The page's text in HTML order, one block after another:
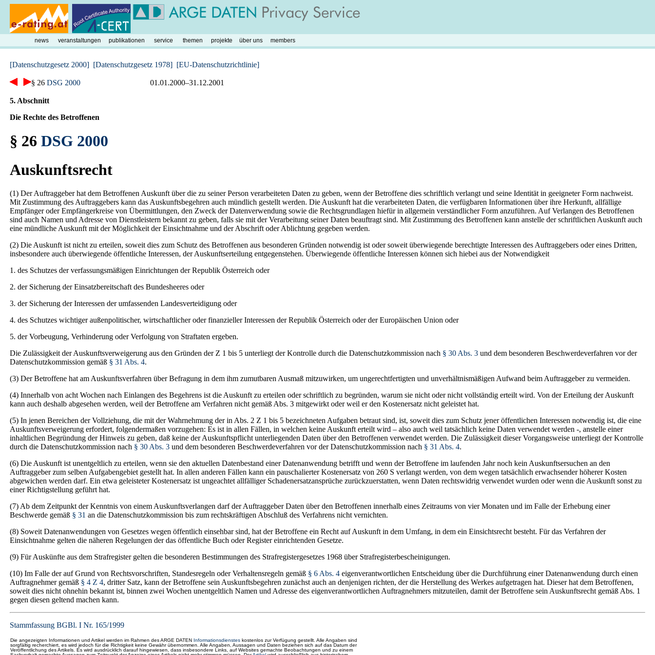
[Datenschutzgesetz 2000] [Datenschutzgesetz 1978] [EU-Datenschutzrichtlinie]
§ 26 DSG 2000 01.01.2000–31.12.2001
5. Abschnitt
Die Rechte des Betroffenen
§ 26 DSG 2000
Auskunftsrecht
(1) Der Auftraggeber hat dem Betroffenen Auskunft über die zu seiner Person verarbeiteten Daten zu geben, wenn der Betroffene dies schriftlich verlangt und seine Identität in geeigneter Form nachweist.
Mit Zustimmung des Auftraggebers kann das Auskunftsbegehren auch mündlich gestellt werden. Die Auskunft hat die verarbeiteten Daten, die verfügbaren Informationen über ihre Herkunft, allfällige
Empfänger oder Empfängerkreise von Übermittlungen, den Zweck der Datenverwendung sowie die Rechtsgrundlagen hiefür in allgemein verständlicher Form anzuführen. Auf Verlangen des Betroffenen
sind auch Namen und Adresse von Dienstleistern bekannt zu geben, falls sie mit der Verarbeitung seiner Daten beauftragt sind. Mit Zustimmung des Betroffenen kann anstelle der schriftlichen Auskunft auch
eine mündliche Auskunft mit der Möglichkeit der Einsichtnahme und der Abschrift oder Ablichtung gegeben werden.
(2) Die Auskunft ist nicht zu erteilen, soweit dies zum Schutz des Betroffenen aus besonderen Gründen notwendig ist oder soweit überwiegende berechtigte Interessen des Auftraggebers oder eines Dritten,
insbesondere auch überwiegende öffentliche Interessen, der Auskunftserteilung entgegenstehen. Überwiegende öffentliche Interessen können sich hiebei aus der Notwendigkeit
1. des Schutzes der verfassungsmäßigen Einrichtungen der Republik Österreich oder
2. der Sicherung der Einsatzbereitschaft des Bundesheeres oder
3. der Sicherung der Interessen der umfassenden Landesverteidigung oder
4. des Schutzes wichtiger außenpolitischer, wirtschaftlicher oder finanzieller Interessen der Republik Österreich oder der Europäischen Union oder
5. der Vorbeugung, Verhinderung oder Verfolgung von Straftaten ergeben.
Die Zulässigkeit der Auskunftsverweigerung aus den Gründen der Z 1 bis 5 unterliegt der Kontrolle durch die Datenschutzkommission nach § 30 Abs. 3 und dem besonderen Beschwerdeverfahren vor der
Datenschutzkommission gemäß § 31 Abs. 4.
(3) Der Betroffene hat am Auskunftsverfahren über Befragung in dem ihm zumutbaren Ausmaß mitzuwirken, um ungerechtfertigten und unverhältnismäßigen Aufwand beim Auftraggeber zu vermeiden.
(4) Innerhalb von acht Wochen nach Einlangen des Begehrens ist die Auskunft zu erteilen oder schriftlich zu begründen, warum sie nicht oder nicht vollständig erteilt wird. Von der Erteilung der Auskunft
kann auch deshalb abgesehen werden, weil der Betroffene am Verfahren nicht gemäß Abs. 3 mitgewirkt oder weil er den Kostenersatz nicht geleistet hat.
(5) In jenen Bereichen der Vollziehung, die mit der Wahrnehmung der in Abs. 2 Z 1 bis 5 bezeichneten Aufgaben betraut sind, ist, soweit dies zum Schutz jener öffentlichen Interessen notwendig ist, die eine
Auskunftsverweigerung erfordert, folgendermaßen vorzugehen: Es ist in allen Fällen, in welchen keine Auskunft erteilt wird – also auch weil tatsächlich keine Daten verwendet werden -, anstelle einer
inhaltlichen Begründung der Hinweis zu geben, daß keine der Auskunftspflicht unterliegenden Daten über den Betroffenen verwendet werden. Die Zulässigkeit dieser Vorgangsweise unterliegt der Kontrolle
durch die Datenschutzkommission nach § 30 Abs. 3 und dem besonderen Beschwerdeverfahren vor der Datenschutzkommission nach § 31 Abs. 4.
(6) Die Auskunft ist unentgeltlich zu erteilen, wenn sie den aktuellen Datenbestand einer Datenanwendung betrifft und wenn der Betroffene im laufenden Jahr noch kein Auskunftsersuchen an den
Auftraggeber zum selben Aufgabengebiet gestellt hat. In allen anderen Fällen kann ein pauschalierter Kostenersatz von 260 S verlangt werden, von dem wegen tatsächlich erwachsender höherer Kosten
abgewichen werden darf. Ein etwa geleisteter Kostenersatz ist ungeachtet allfälliger Schadenersatzansprüche zurückzuerstatten, wenn Daten rechtswidrig verwendet wurden oder wenn die Auskunft sonst zu
einer Richtigstellung geführt hat.
(7) Ab dem Zeitpunkt der Kenntnis von einem Auskunftsverlangen darf der Auftraggeber Daten über den Betroffenen innerhalb eines Zeitraums von vier Monaten und im Falle der Erhebung einer
Beschwerde gemäß § 31 an die Datenschutzkommission bis zum rechtskräftigen Abschluß des Verfahrens nicht vernichten.
(8) Soweit Datenanwendungen von Gesetzes wegen öffentlich einsehbar sind, hat der Betroffene ein Recht auf Auskunft in dem Umfang, in dem ein Einsichtsrecht besteht. Für das Verfahren der
Einsichtnahme gelten die näheren Regelungen der das öffentliche Buch oder Register einrichtenden Gesetze.
(9) Für Auskünfte aus dem Strafregister gelten die besonderen Bestimmungen des Strafregistergesetzes 1968 über Strafregisterbescheinigungen.
(10) Im Falle der auf Grund von Rechtsvorschriften, Standesregeln oder Verhaltensregeln gemäß § 6 Abs. 4 eigenverantwortlichen Entscheidung über die Durchführung einer Datenanwendung durch einen
Auftragnehmer gemäß § 4 Z 4, dritter Satz, kann der Betroffene sein Auskunftsbegehren zunächst auch an denjenigen richten, der die Herstellung des Werkes aufgetragen hat. Dieser hat dem Betroffenen,
soweit dies nicht ohnehin bekannt ist, binnen zwei Wochen unentgeltlich Namen und Adresse des eigenverantwortlichen Auftragnehmers mitzuteilen, damit der Betroffene sein Auskunftsrecht gemäß Abs. 1
gegen diesen geltend machen kann.
Stammfassung BGBl. I Nr. 165/1999
Die angezeigten Informationen und Artikel werden im Rahmen des ARGE DATEN Informationsdienstes kostenlos zur Verfügung gestellt. Alle Angaben sind
sorgfältig recherchiert, es wird jedoch für die Richtigkeit keine Gewähr übernommen. Alle Angaben, Aussagen und Daten beziehen sich auf das Datum der
Veröffentlichung des Artikels. Es wird ausdrücklich darauf hingewiesen, dass insbesondere Links, auf Websites gemachte Beobachtungen und zu einem
news veranstaltungen publikationen service themen projekte über uns members